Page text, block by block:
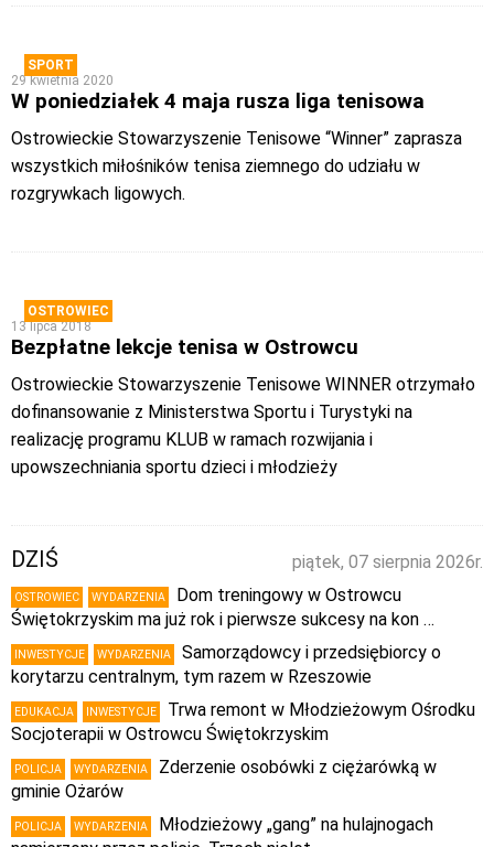
SPORT
29 kwietnia 2020
W poniedziałek 4 maja rusza liga tenisowa
Ostrowieckie Stowarzyszenie Tenisowe “Winner” zaprasza
wszystkich miłośników tenisa ziemnego do udziału w
rozgrywkach ligowych.
OSTROWIEC
13 lipca 2018
Bezpłatne lekcje tenisa w Ostrowcu
Ostrowieckie Stowarzyszenie Tenisowe WINNER otrzymało
dofinansowanie z Ministerstwa Sportu i Turystyki na
realizację programu KLUB w ramach rozwijania i
upowszechniania sportu dzieci i młodzieży
piątek, 07 sierpnia 2026r.
DZIŚ
OSTROWIEC WYDARZENIA
Dom treningowy w Ostrowcu
Świętokrzyskim ma już rok i pierwsze sukcesy na kon …
INWESTYCJE WYDARZENIA
Samorządowcy i przedsiębiorcy o
korytarzu centralnym, tym razem w Rzeszowie
EDUKACJA INWESTYCJE
Trwa remont w Młodzieżowym Ośrodku
Socjoterapii w Ostrowcu Świętokrzyskim
POLICJA WYDARZENIA
Zderzenie osobówki z ciężarówką w
gminie Ożarów
POLICJA WYDARZENIA
Młodzieżowy „gang” na hulajnogach